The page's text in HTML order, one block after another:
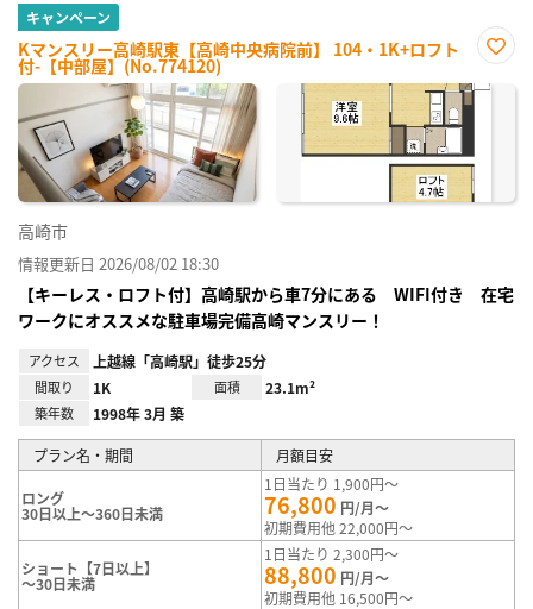
キャンペーン
Kマンスリー高崎駅東【高崎中央病院前】 104・1K+ロフト
付-【中部屋】(No.774120)
に入
高崎市
情報更新日 2026/08/02 18:30
【キーレス・ロフト付】高崎駅から車7分にある WIFI付き 在宅
ワークにオススメな駐車場完備高崎マンスリー！
アクセス 上越線「高崎駅」徒歩25分
間取り 1K 面積 23.1m²
築年数 1998年 3月 築
プラン名・期間 月額目安
ロング
30日以上～360日未満
1日当たり 1,900円～
76,800 円/月～
初期費用他 22,000円～
ショート【7日以上】
～30日未満
1日当たり 2,300円～
88,800 円/月～
初期費用他 16,500円～